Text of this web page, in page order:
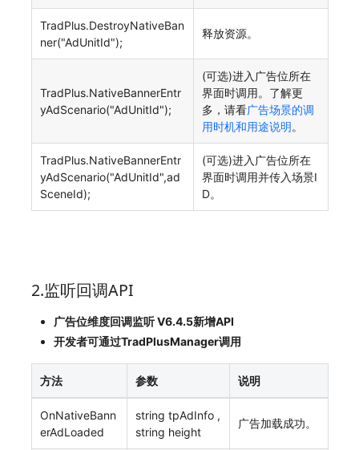
TradPlus.DestroyNativeBan
ner("AdUnitId");
释放资源。
TradPlus.NativeBannerEntr
yAdScenario("AdUnitId");
(可选)进入广告位所在
界面时调用。了解更
多，请看广告场景的调
用时机和用途说明。
TradPlus.NativeBannerEntr
yAdScenario("AdUnitId",ad
SceneId);
(可选)进入广告位所在
界面时调用并传入场景I
D。
2.监听回调API
广告位维度回调监听 V6.4.5新增API
开发者可通过TradPlusManager调用
方法 参数 说明
OnNativeBann
erAdLoaded
string tpAdInfo ,
string height
广告加载成功。